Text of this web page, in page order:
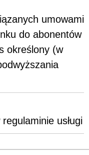
umowami
do abonentów
określony (w
usługi